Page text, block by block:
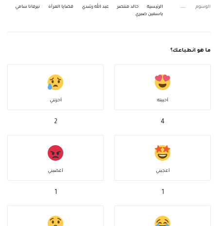
الوسوم الرئيسية خالد منتصر عبد الله رشدي قضايا المرأة
نيرفانا سامي
ياسمين صبري
ما هو انطباعك؟
أحببته
4
أحزنني
2
أعجبني
1
أغضبني
1